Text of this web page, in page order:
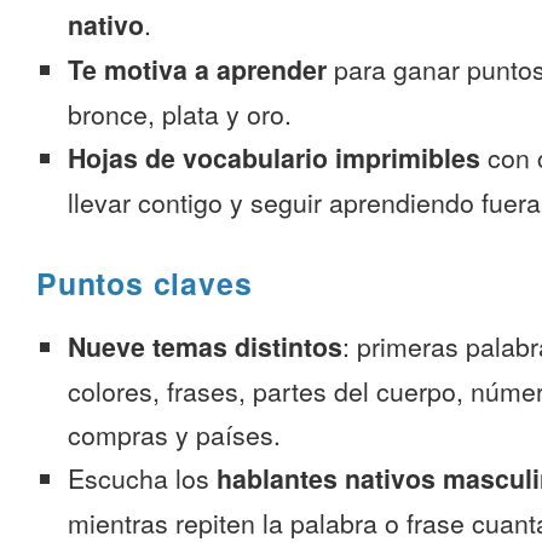
nativo.
Te motiva a aprender para ganar
bronce, plata y oro.
Hojas de vocabulario imprimibles con
llevar contigo y seguir aprendiendo
Puntos claves
Nueve temas distintos: primeras
colores, frases, partes del cuerpo,
compras y países.
Escucha los hablantes nativos
mientras repiten la palabra o frase